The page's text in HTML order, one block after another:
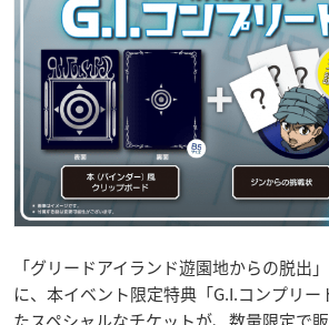
「グリードアイランド遊園地からの脱出
に、本イベント限定特典「G.I.コンプリ